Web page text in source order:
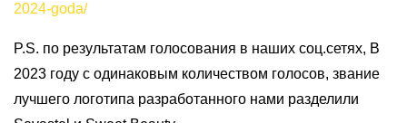
2024-goda/
P.S. по результатам голосования в наших соц.сетях, В
2023 году c одинаковым количеством голосов, звание
лучшего логотипа разработанного нами разделили